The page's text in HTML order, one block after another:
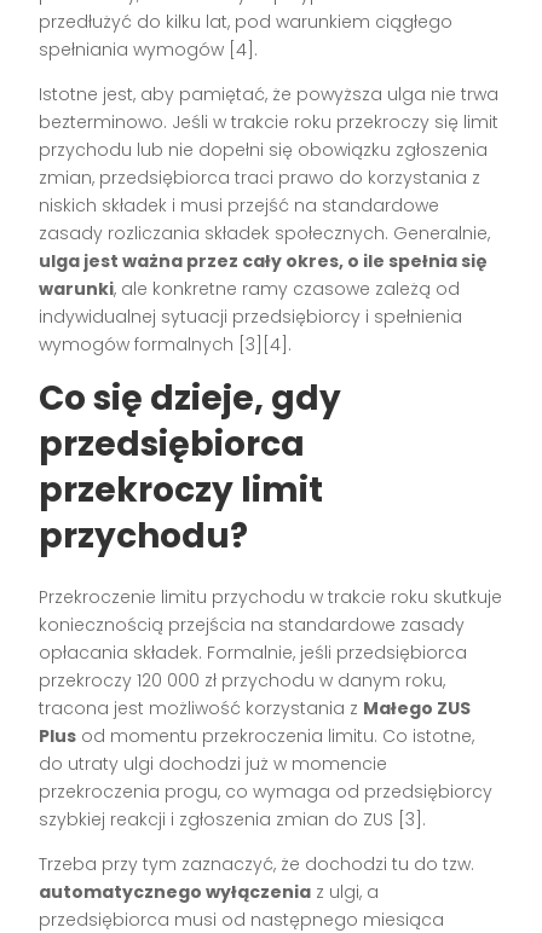
przedłużyć do kilku lat, pod warunkiem ciągłego
spełniania wymogów [4].
Istotne jest, aby pamiętać, że powyższa ulga nie trwa
bezterminowo. Jeśli w trakcie roku przekroczy się limit
przychodu lub nie dopełni się obowiązku zgłoszenia
zmian, przedsiębiorca traci prawo do korzystania z
niskich składek i musi przejść na standardowe
zasady rozliczania składek społecznych. Generalnie,
ulga jest ważna przez cały okres, o ile spełnia się
warunki, ale konkretne ramy czasowe zależą od
indywidualnej sytuacji przedsiębiorcy i spełnienia
wymogów formalnych [3][4].
Co się dzieje, gdy
przedsiębiorca
przekroczy limit
przychodu?
Przekroczenie limitu przychodu w trakcie roku skutkuje
koniecznością przejścia na standardowe zasady
opłacania składek. Formalnie, jeśli przedsiębiorca
przekroczy 120 000 zł przychodu w danym roku,
tracona jest możliwość korzystania z Małego ZUS
Plus od momentu przekroczenia limitu. Co istotne,
do utraty ulgi dochodzi już w momencie
przekroczenia progu, co wymaga od przedsiębiorcy
szybkiej reakcji i zgłoszenia zmian do ZUS [3].
Trzeba przy tym zaznaczyć, że dochodzi tu do tzw.
automatycznego wyłączenia z ulgi, a
przedsiębiorca musi od następnego miesiąca